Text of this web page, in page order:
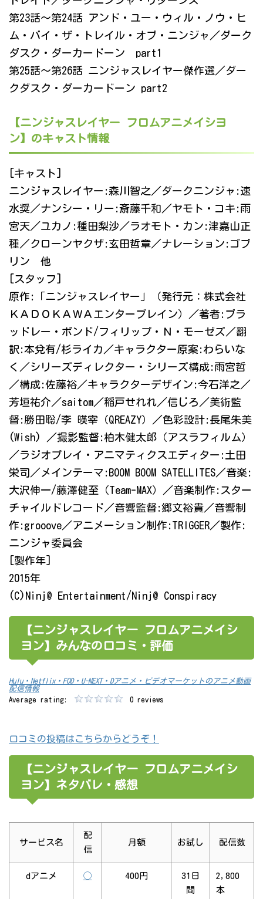
第23話～第24話 アンド・ユー・ウィル・ノウ・ヒ
ム・バイ・ザ・トレイル・オブ・ニンジャ／ダーク
ダスク・ダーカードーン part1
第25話～第26話 ニンジャスレイヤー傑作選／ダー
クダスク・ダーカードーン part2
【ニンジャスレイヤー フロムアニメイシヨ
ン】のキャスト情報
[キャスト]
ニンジャスレイヤー:森川智之／ダークニンジャ:速
水奨／ナンシー・リー:斎藤千和／ヤモト・コキ:雨
宮天／ユカノ:種田梨沙／ラオモト・カン:津嘉山正
種／クローンヤクザ:玄田哲章／ナレーション:ゴブ
リン 他
[スタッフ]
原作:「ニンジャスレイヤー」（発行元：株式会社
ＫＡＤＯＫＡＷＡエンターブレイン）／著者:ブラ
ッドレー・ボンド/フィリップ・Ｎ・モーゼズ／翻
訳:本兌有/杉ライカ／キャラクター原案:わらいな
く／シリーズディレクター・シリーズ構成:雨宮哲
／構成:佐藤裕／キャラクターデザイン:今石洋之／
芳垣祐介／saitom／稲戸せれれ／信じろ／美術監
督:勝田聡/李 暎宰（QREAZY）／色彩設計:長尾朱美
(Wish) ／撮影監督:柏木健太郎（アスラフィルム）
／ラジオプレイ・アニマティクスエディター:土田
栄司／メインテーマ:BOOM BOOM SATELLITES／音楽:
大沢伸一/藤澤健至（Team-MAX）／音楽制作:スター
チャイルドレコード／音響監督:郷文裕貴／音響制
作:grooove／アニメーション制作:TRIGGER／製作:
ニンジャ委員会
[製作年]
2015年
(C)Ninj@ Entertainment/Ninj@ Conspiracy
【ニンジャスレイヤー フロムアニメイシ
ヨン】みんなの口コミ・評価
Hulu・Netflix・FOD・U-NEXT・Dアニメ・ビデオマーケットのアニメ動画
配信情報
Average rating:
0 reviews
口コミの投稿はこちらからどうぞ！
【ニンジャスレイヤー フロムアニメイシ
ヨン】ネタバレ・感想
サービス名
配
信
月額 お試し 配信数
dアニメ ◯ 400円
31日
間
2,800
本